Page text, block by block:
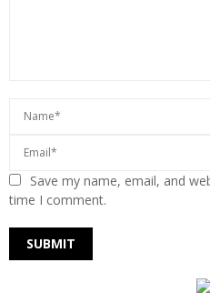
Save my name, email, and
time I comment.